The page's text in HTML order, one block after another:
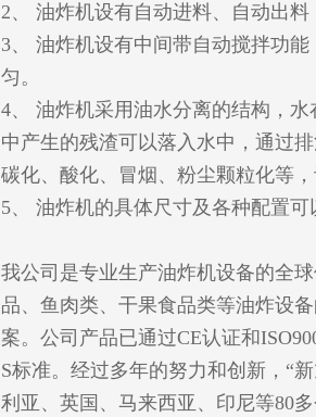
2、 油炸机设有自动进料、自动出料
3、 油炸机设有中间带自动搅拌功
匀。
4、 油炸机采用油水分离的结构，
中产生的残渣可以落入水中，通过
碳化、酸化、冒烟、粉尘颗粒化等
5、 油炸机的具体尺寸及各种配置可
我公司是专业生产油炸机设备的全
品、鱼肉类、干果食品类等油炸设
案。公司产品已通过CE认证和
S标准。经过多年的努力和创新，“
利亚、英国、马来西亚、印尼等80